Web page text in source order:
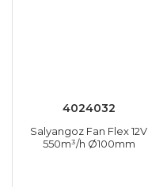
4024032
Salyangoz Fan Flex 12V
550m³/h Ø100mm